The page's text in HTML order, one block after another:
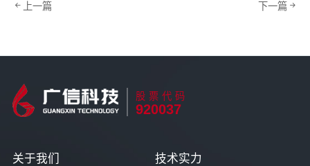
上一篇 下一篇
股票代码
920037
关于我们 技术实力